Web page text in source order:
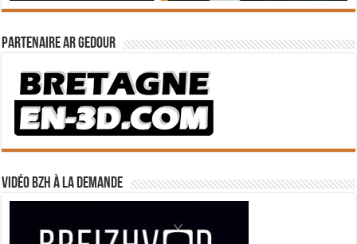
Partenaire Ar Gedour
Vidéo BZH à la demande